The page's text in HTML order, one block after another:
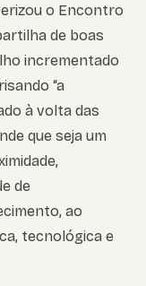
o Encontro
de boas
incrementado
“a
à volta das
que seja um
de
ao
tecnológica e